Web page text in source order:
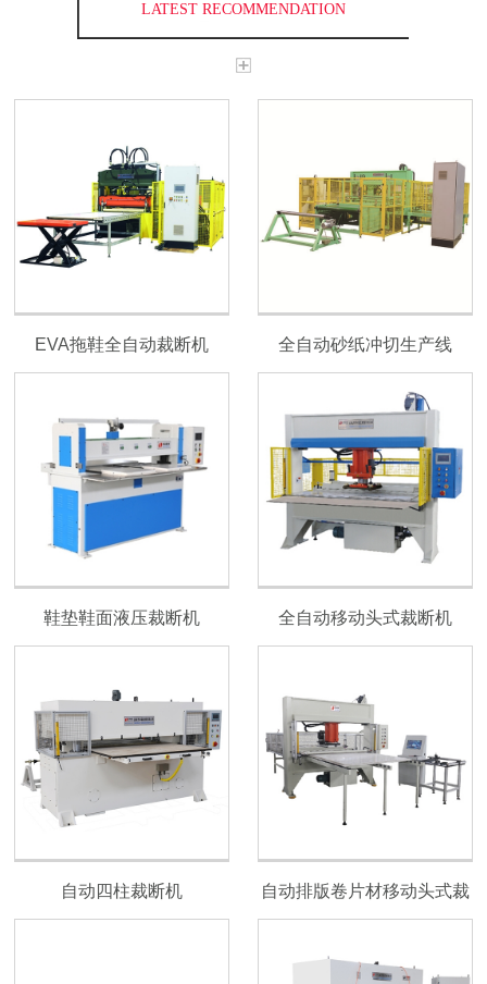
LATEST RECOMMENDATION
EVA拖鞋全自动裁断机 全自动砂纸冲切生产线
鞋垫鞋面液压裁断机 全自动移动头式裁断机
自动四柱裁断机 自动排版卷片材移动头式裁